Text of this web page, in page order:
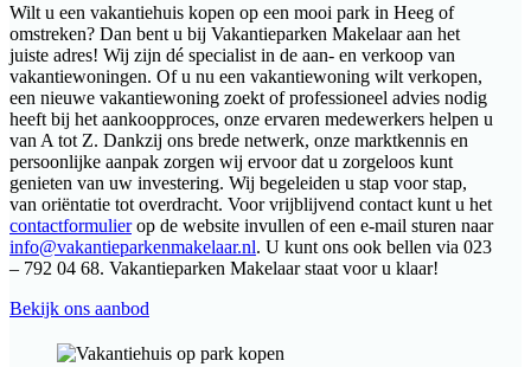
Wilt u een vakantiehuis kopen op een mooi park in Heeg of
omstreken? Dan bent u bij Vakantieparken Makelaar aan het
juiste adres! Wij zijn dé specialist in de aan- en verkoop van
vakantiewoningen. Of u nu een vakantiewoning wilt verkopen,
een nieuwe vakantiewoning zoekt of professioneel advies nodig
heeft bij het aankoopproces, onze ervaren medewerkers helpen u
van A tot Z. Dankzij ons brede netwerk, onze marktkennis en
persoonlijke aanpak zorgen wij ervoor dat u zorgeloos kunt
genieten van uw investering. Wij begeleiden u stap voor stap,
van oriëntatie tot overdracht. Voor vrijblijvend contact kunt u het
contactformulierop de website invullen of een e-mail sturen naar
info@vakantieparkenmakelaar.nl. U kunt ons ook bellen via 023
– 792 04 68. Vakantieparken Makelaar staat voor u klaar!
Bekijk ons aanbod